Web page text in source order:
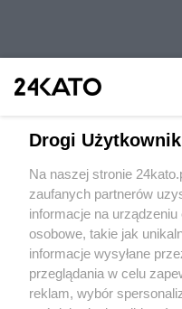
Wydawca mediów
Drogi
Na naszej stronie
zaufanych partnerów
informacje na
osobowe, takie jak
informacje wysyłane
przeglądania w celu
reklam, wybór